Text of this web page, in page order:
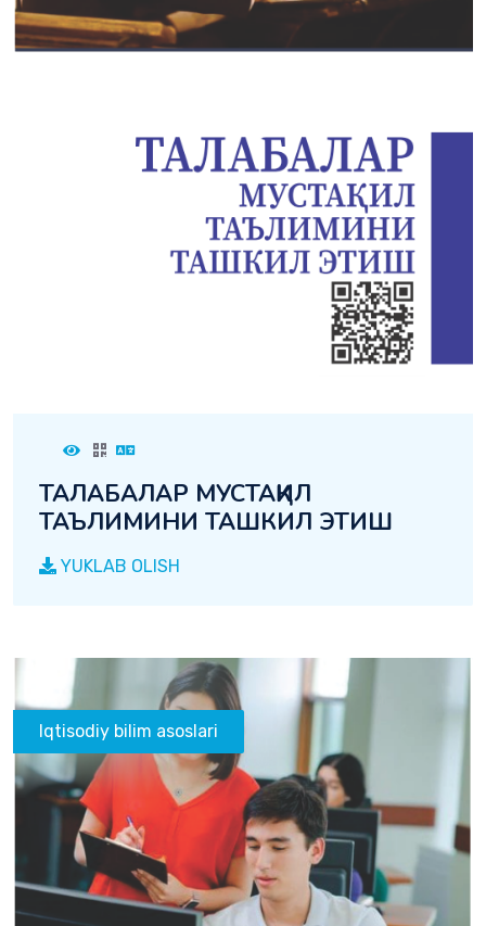
ТАЛАБАЛАР МУСТАҚИЛ
ТАЪЛИМИНИ ТАШКИЛ ЭТИШ
YUKLAB OLISH
Iqtisodiy bilim asoslari